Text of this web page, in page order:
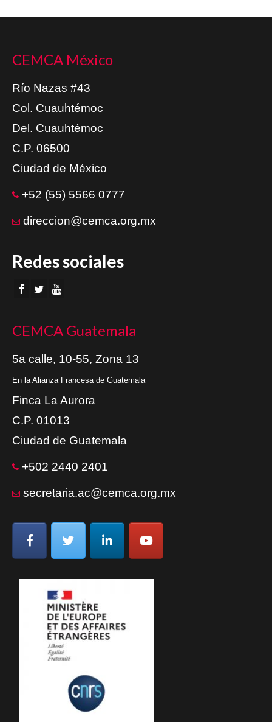
CEMCA México
Río Nazas #43
Col. Cuauhtémoc
Del. Cuauhtémoc
C.P. 06500
Ciudad de México
+52 (55) 5566 0777
direccion@cemca.org.mx
Redes sociales
CEMCA Guatemala
5a calle, 10-55, Zona 13
En la Alianza Francesa de Guatemala
Finca La Aurora
C.P. 01013
Ciudad de Guatemala
+502 2440 2401
secretaria.ac@cemca.org.mx